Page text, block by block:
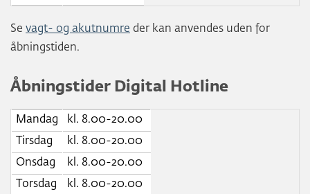
Se vagt- og akutnumre der kan anvendes uden for
åbningstiden.
Åbningstider Digital Hotline
Mandag
kl. 8.00-20.00
Tirsdag
kl. 8.00-20.00
Onsdag
kl. 8.00-20.00
Torsdag
kl. 8.00-20.00